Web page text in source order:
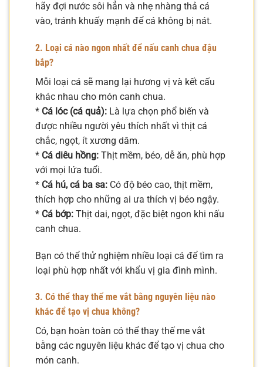
hãy đợi nước sôi hẳn và nhẹ nhàng thả cá
vào, tránh khuấy mạnh để cá không bị nát.
2. Loại cá nào ngon nhất để nấu canh chua đậu
bắp?
Mỗi loại cá sẽ mang lại hương vị và kết cấu
khác nhau cho món canh chua.
* Cá lóc (cá quả): Là lựa chọn phổ biến và
được nhiều người yêu thích nhất vì thịt cá
chắc, ngọt, ít xương dăm.
* Cá diêu hồng: Thịt mềm, béo, dễ ăn, phù hợp
với mọi lứa tuổi.
* Cá hú, cá ba sa: Có độ béo cao, thịt mềm,
thích hợp cho những ai ưa thích vị béo ngậy.
* Cá bớp: Thịt dai, ngọt, đặc biệt ngon khi nấu
canh chua.
Bạn có thể thử nghiệm nhiều loại cá để tìm ra
loại phù hợp nhất với khẩu vị gia đình mình.
3. Có thể thay thế me vắt bằng nguyên liệu nào
khác để tạo vị chua không?
Có, bạn hoàn toàn có thể thay thế me vắt
bằng các nguyên liệu khác để tạo vị chua cho
món canh.